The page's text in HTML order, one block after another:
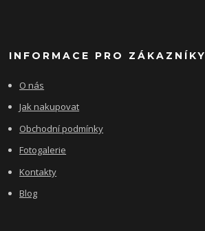
INFORMACE PRO ZÁKAZNÍKY
O nás
Jak nakupovat
Obchodní podmínky
Fotogalerie
Kontakty
Blog